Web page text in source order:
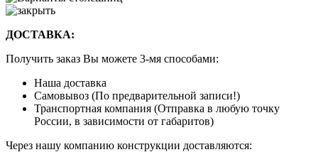
ДОСТАВКА:
Получить заказ Вы можете 3-мя способами:
Наша доставка
Самовывоз (По предварительной записи!)
Транспортная компания (Отправка в любую точку
России, в зависимости от габаритов)
Через нашу компанию конструкции доставляются: